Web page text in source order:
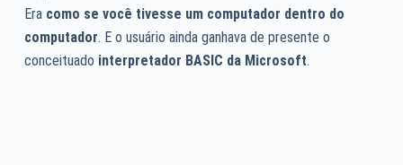
Era como se você tivesse um computador dentro do
computador. E o usuário ainda ganhava de presente o
conceituado interpretador BASIC da Microsoft.